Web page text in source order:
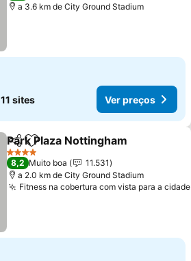
a 3.6 km de City Ground Stadium
11 sites Ver preços
PartilharAdicionar aos favoritos
Park Plaza Nottingham
4 Estrelas
8,2 Muito boa
11.531
a 2.0 km de City Ground Stadium
Fitness na cobertura com vista para a cidade